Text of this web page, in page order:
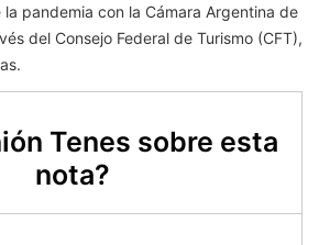
pandemia con la Cámara Argentina de
del Consejo Federal de Turismo (CFT),
Tenes sobre esta
nota?